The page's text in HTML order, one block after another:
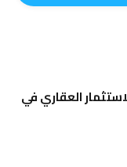
العقاري في